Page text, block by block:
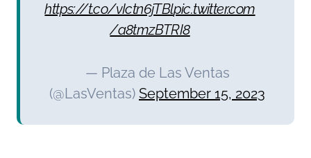
https://t.co/vIctn6jTBlpic.twitter.com
/a8tmzBTRI8
— Plaza de Las Ventas
(@LasVentas) September 15, 2023